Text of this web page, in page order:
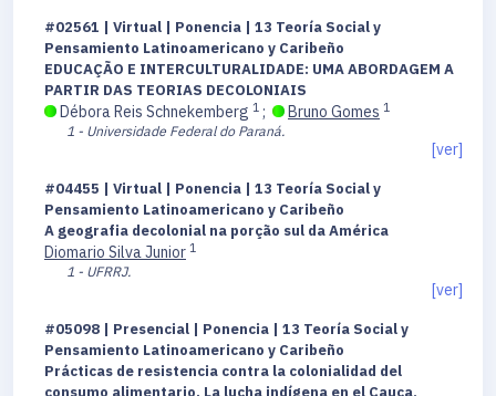
#02561 | Virtual | Ponencia | 13 Teoría Social y
Pensamiento Latinoamericano y Caribeño
EDUCAÇÃO E INTERCULTURALIDADE: UMA ABORDAGEM A
PARTIR DAS TEORIAS DECOLONIAIS
Débora Reis Schnekemberg 1 ; Bruno Gomes 1
1 - Universidade Federal do Paraná.
[ver]
#04455 | Virtual | Ponencia | 13 Teoría Social y
Pensamiento Latinoamericano y Caribeño
A geografia decolonial na porção sul da América
Diomario Silva Junior 1
1 - UFRRJ.
[ver]
#05098 | Presencial | Ponencia | 13 Teoría Social y
Pensamiento Latinoamericano y Caribeño
Prácticas de resistencia contra la colonialidad del
consumo alimentario. La lucha indígena en el Cauca,